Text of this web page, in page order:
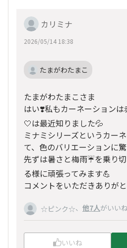
カリミナ
2026/05/14 18:38
たまがわたまこ
たまがわたまこさま
はい❣️私もカーネーション
🤍は最近知りました💦
ミナミシリーズというカー
て、色のバリエーションに驚
先ずは暑さと梅雨☔️を乗り
る様に頑張ってみます💪
コメントをいただきありが
☆ピンク☆、 他7人がいいね
いいね